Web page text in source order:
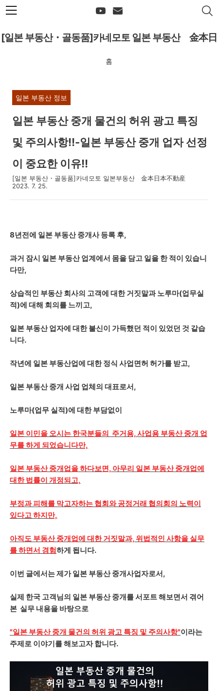
본문 바로가기
[일본 부동산・골동품]카네모토 일본 부동산 金本日
本不動産
홈
일본 부동산 정보
일본 부동산 중개 물건의 허위 광고 특징
및 주의사항!!-일본 부동산 중개 업자 선정
이 중요한 이유!!
[일본 부동산・골동품]카네모토 일본부동산 金本日本不動産
2023. 7. 25.
8년전에 일본 부동산 중개사 등록 후,
과거 잠시 일본 부동산 업계에서 몸을 담고 일을 한 적이 있습니
다만,
상습적인 부동산 회사의 고객에 대한 거짓말과 노루마(업무실
적)에 대해 회의를 느끼고,
일본 부동산 업자에 대한 불신이 가득했던 적이 있었던 것 같습
니다.
작년에 일본 부동산업에 대한 정식 사업면허 허가를 받고,
일본 부동산 중개 사업 업체의 대표로서,
노루마(업무 실적)에 대한 부담없이
일본 이민을 오시는 한국분들의 주거용, 사업용 부동산 중개 업
무를 하게 되었습니다만,
일본 부동산 중개업을 하다보면, 아무리 일본 부동산 중개업에
대한 법률이 개정되고,
부정과 피해를 막고자하는 협회와 공정거래 협의회의 노력이
있다고 하지만,
아직도 부동산 중개업에 대한 거짓말과, 위법적인 사항을 실무
를 하면서 경험하게 됩니다.
이번 글에서는 제가 일본 부동산 중개사업자로서,
실제 한국 고객님의 일본 부동산 중개를 서포트 해보면서 겪어
본 실무 내용을 바탕으로
"일본 부동산 중개 물건의 허위 광고 특징 및 주의사항"이라는
주제로 이야기를 해보고자 합니다.